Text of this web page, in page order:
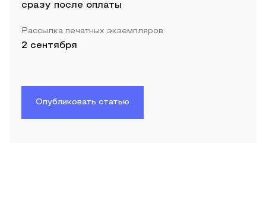
сразу после оплаты
Рассылка печатных экземпляров
2 сентября
Опубликовать статью